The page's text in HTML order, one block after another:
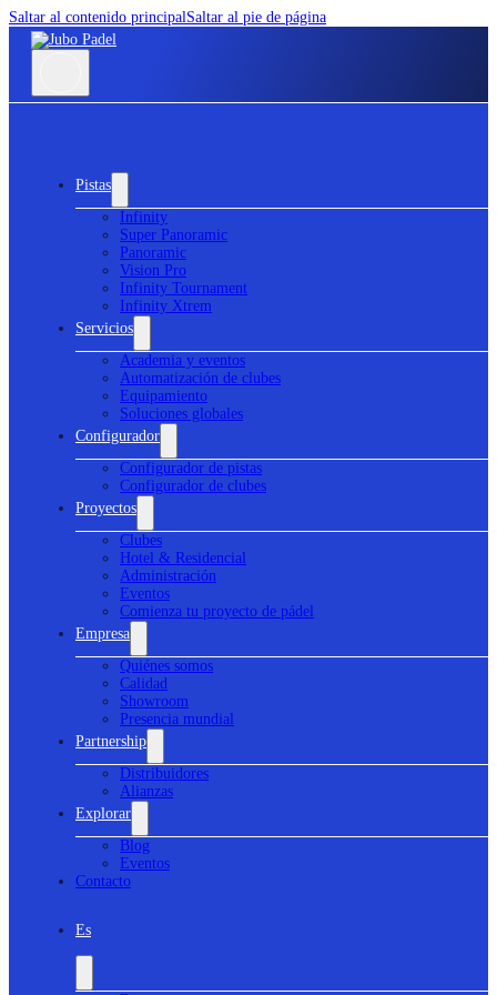
Saltar al contenido principalSaltar al pie de página
Pistas
Infinity
Super Panoramic
Panoramic
Vision Pro
Infinity Tournament
Infinity Xtrem
Servicios
Academia y eventos
Automatización de clubes
Equipamiento
Soluciones globales
Configurador
Configurador de pistas
Configurador de clubes
Proyectos
Clubes
Hotel & Residencial
Administración
Eventos
Comienza tu proyecto de pádel
Empresa
Quiénes somos
Calidad
Showroom
Presencia mundial
Partnership
Distribuidores
Alianzas
Explorar
Blog
Eventos
Contacto
Es